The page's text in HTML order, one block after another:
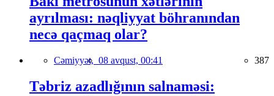
ayrılması: nəqliyyat böhranından
necə qaçmaq olar?
Cəmiyyət, 08 avqust, 00:41 387
Təbriz azadlığının salnaməsi: